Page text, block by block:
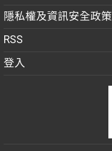
隱私權及資訊安全政策
RSS
登入